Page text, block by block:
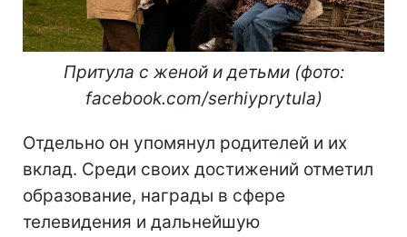
Притула с женой и детьми (фото:
facebook.com/serhiyprytula)​
Отдельно он упомянул родителей и их
вклад. Среди своих достижений отметил
образование, награды в сфере
телевидения и дальнейшую